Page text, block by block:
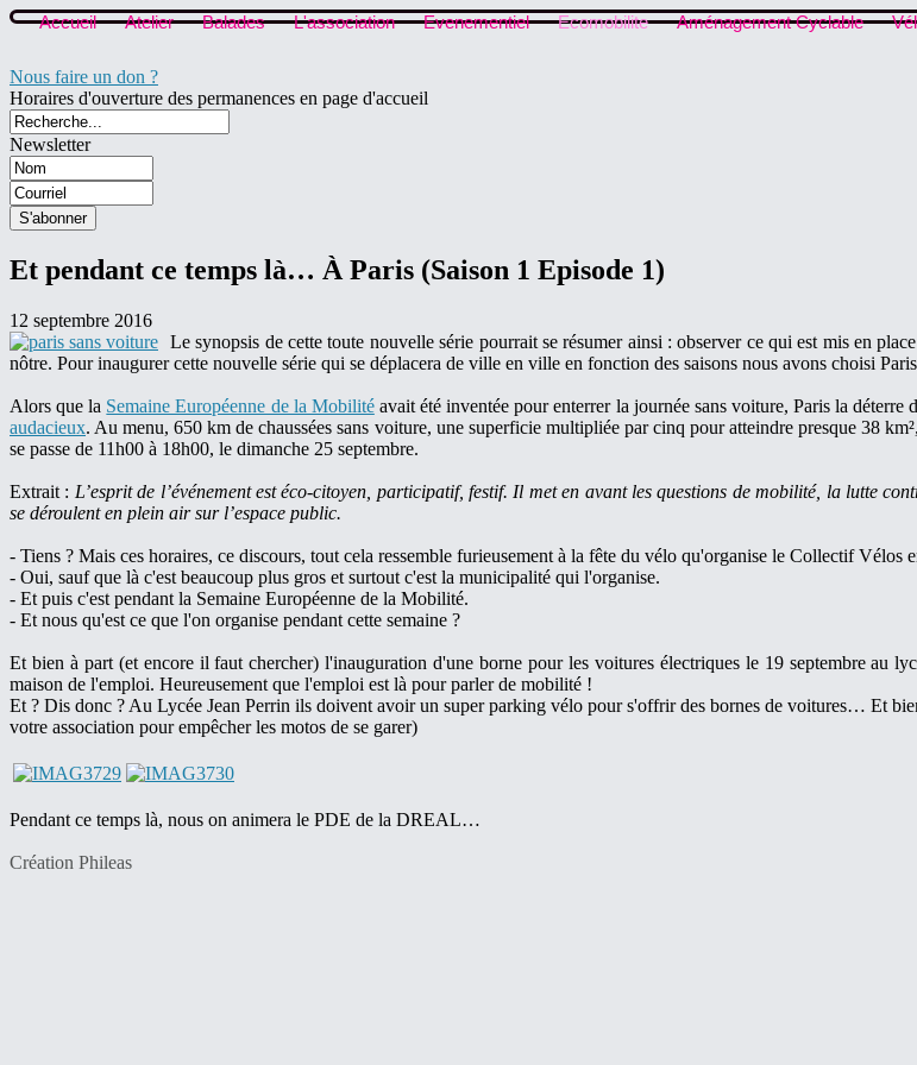
Accueil Atelier Balades L'association Evenementiel Ecomobilite Aménagement Cyclable
Nous faire un don ?
Horaires d'ouverture des permanences en page d'accueil
Newsletter
Et pendant ce temps là… À Paris (Saison 1 Episode 1)
12 septembre 2016
Le synopsis de cette toute nouvelle série pourrait se résumer ainsi : observer ce qui est mis en
nôtre. Pour inaugurer cette nouvelle série qui se déplacera de ville en ville en fonction des saisons nous avons choisi
Alors que la Semaine Européenne de la Mobilitéavait été inventée pour enterrer la journée sans voiture, Paris la
audacieux. Au menu, 650 km de chaussées sans voiture, une superficie multipliée par cinq pour atteindre presque 38
se passe de 11h00 à 18h00, le dimanche 25 septembre.
Extrait : L’esprit de l’événement est éco-citoyen, participatif, festif. Il met en avant les questions de mobilité, la lutte
se déroulent en plein air sur l’espace public.
- Tiens ? Mais ces horaires, ce discours, tout cela ressemble furieusement à la fête du vélo qu'organise le Collectif Vélos
- Oui, sauf que là c'est beaucoup plus gros et surtout c'est la municipalité qui l'organise.
- Et puis c'est pendant la Semaine Européenne de la Mobilité.
- Et nous qu'est ce que l'on organise pendant cette semaine ?
Et bien à part (et encore il faut chercher) l'inauguration d'une borne pour les voitures électriques le 19 septembre au
maison de l'emploi. Heureusement que l'emploi est là pour parler de mobilité !
Et ? Dis donc ? Au Lycée Jean Perrin ils doivent avoir un super parking vélo pour s'offrir des bornes de voitures… Et
votre association pour empêcher les motos de se garer)
Pendant ce temps là, nous on animera le PDE de la DREAL…
Création Phileas